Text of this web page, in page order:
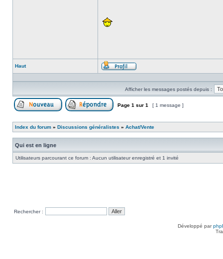
Haut
Profil
Afficher les messages postés depuis :
Page 1 sur 1 [ 1 message ]
Index du forum » Discussions généralistes » Achat/Vente
Qui est en ligne
Utilisateurs parcourant ce forum : Aucun utilisateur enregistré et 1 invité
Rechercher :
Développé par